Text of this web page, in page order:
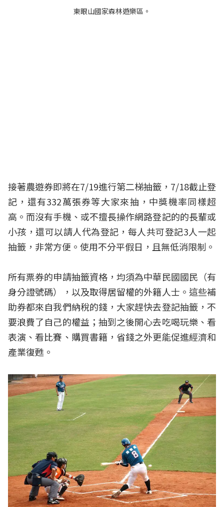
東眼山國家森林遊樂區。
接著農遊券即將在7/19進行第二梯抽籤，7/18截止登
記，還有332萬張券等大家來抽，中獎機率同樣超
高。而沒有手機、或不擅長操作網路登記的的長輩或
小孩，還可以請人代為登記，每人共可登記3人一起
抽籤，非常方便。使用不分平假日，且無低消限制。
所有票券的申請抽籤資格，均須為中華民國國民（有
身分證號碼），以及取得居留權的外籍人士。這些補
助券都來自我們納稅的錢，大家趕快去登記抽籤，不
要浪費了自己的權益；抽到之後開心去吃喝玩樂、看
表演、看比賽、購買書籍，省錢之外更能促進經濟和
產業復甦。